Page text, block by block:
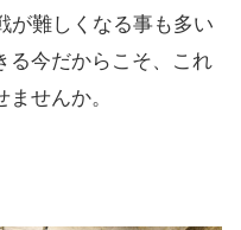
が難しくなる事も多い
る今だからこそ、これ
せんか。